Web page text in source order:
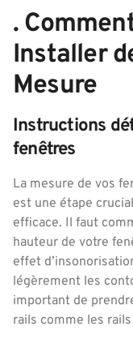
.
Installer
Mesure
Instructions
fenêtres
La mesure de vos
est une étape
efficace. Il faut
hauteur de votre
effet
légèrement les
important de
rails comme les